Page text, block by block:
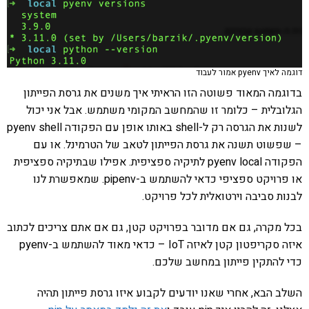
דוגמה לאיך pyenv אמור לעבוד
בדוגמה המאוד פשוטה הזו הראיתי איך משנים את גרסת הפייתון
הגלובלית – כלומר זו שהמחשב המקומי משתמש. אבל אני יכול
לשנות את הגרסה רק ל-shell באותו אופן עם הפקודה pyenv shell
– שפשוט תשנה את גרסת הפייתון לטאב של הטרמינל. או עם
הפקודה pyenv local לתיקיה ספציפית. אפילו שבתיקיה ספציפית
או פרויקט ספציפי כדאי להשתמש ב-pipenv. שמאפשרת לנו
לבנות סביבה וירטואלית לכל פרויקט.
בכל מקרה, גם אם מדובר בפרויקט קטן, גם אם אתם צריכים לכתוב
איזה סקריפטון קטן לאיזה IoT – כדאי מאוד להשתמש ב-pyenv
כדי להתקין פייתון במחשב שלכם.
השלב הבא, אחרי שאנו יודעים לקבוע איזו גרסת פייתון תהיה